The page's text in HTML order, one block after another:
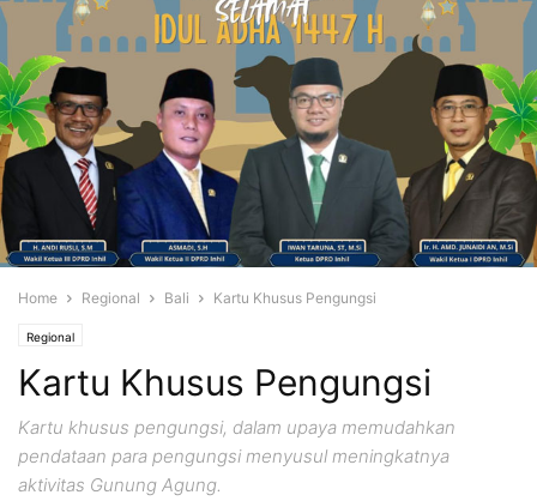
Home Regional Bali Kartu Khusus Pengungsi
Regional
Kartu Khusus Pengungsi
Kartu khusus pengungsi, dalam upaya memudahkan
pendataan para pengungsi menyusul meningkatnya
aktivitas Gunung Agung.